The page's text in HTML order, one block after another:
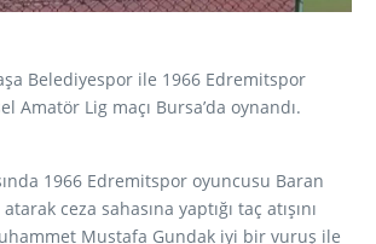
Belediyespor ile 1966 Edremitspor
Amatör Lig maçı Bursa’da oynandı.
1966 Edremitspor oyuncusu Baran
ceza sahasına yaptığı taç atışını
Mustafa Gundak iyi bir vuruş ile